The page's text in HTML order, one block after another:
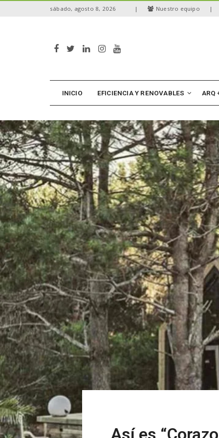
n
t
e
n
t
sábado, agosto 8, 2026 | Nuestro equipo |
INICIO EFICIENCIA Y RENOVABLES ARQ